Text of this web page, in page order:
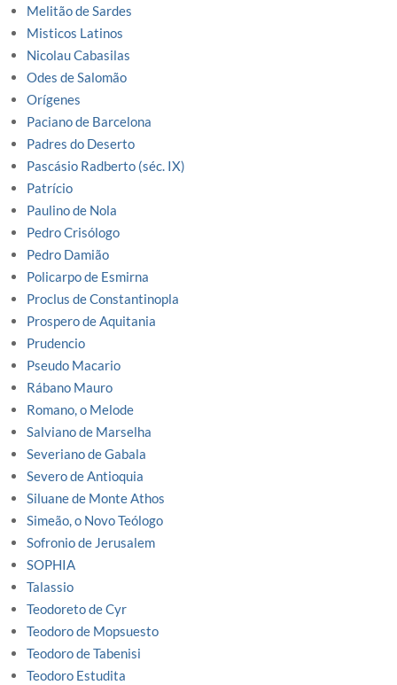
Melitão de Sardes
Misticos Latinos
Nicolau Cabasilas
Odes de Salomão
Orígenes
Paciano de Barcelona
Padres do Deserto
Pascásio Radberto (séc. IX)
Patrício
Paulino de Nola
Pedro Crisólogo
Pedro Damião
Policarpo de Esmirna
Proclus de Constantinopla
Prospero de Aquitania
Prudencio
Pseudo Macario
Rábano Mauro
Romano, o Melode
Salviano de Marselha
Severiano de Gabala
Severo de Antioquia
Siluane de Monte Athos
Simeão, o Novo Teólogo
Sofronio de Jerusalem
SOPHIA
Talassio
Teodoreto de Cyr
Teodoro de Mopsuesto
Teodoro de Tabenisi
Teodoro Estudita